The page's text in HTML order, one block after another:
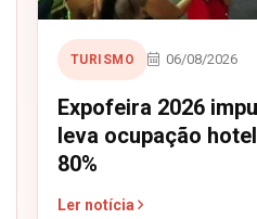
TURISMO 06/08/2026
Expofeira 2026
leva ocupação
80%
Ler notícia